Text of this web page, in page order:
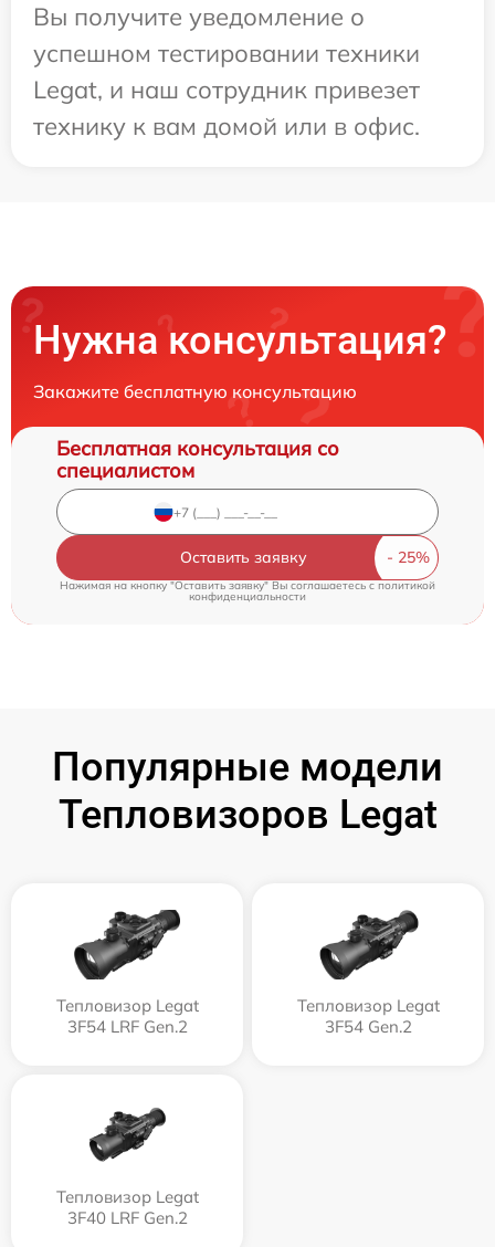
Вы получите уведомление о
успешном тестировании техники
Legat, и наш сотрудник привезет
технику к вам домой или в офис.
Нужна консультация?
Закажите бесплатную консультацию
Бесплатная консультация со
специалистом
Оставить заявку
Нажимая на кнопку "Оставить заявку" Вы соглашаетесь c политикой
конфиденциальности
Популярные модели
Тепловизоров Legat
Тепловизор Legat
3F54 LRF Gen.2
Тепловизор Legat
3F54 Gen.2
Тепловизор Legat
3F40 LRF Gen.2